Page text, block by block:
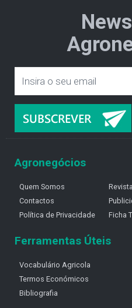
Agronegócios
Quem Somos
Contactos
Política de Privacidade
Ficha
Ferramentas Úteis
Vocabulário Agricola
Termos Económicos
Bibliografia